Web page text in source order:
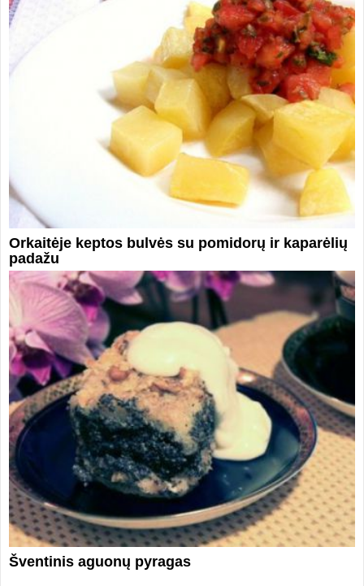
Orkaitėje keptos bulvės su pomidorų ir kaparėlių
padažu
Šventinis aguonų pyragas